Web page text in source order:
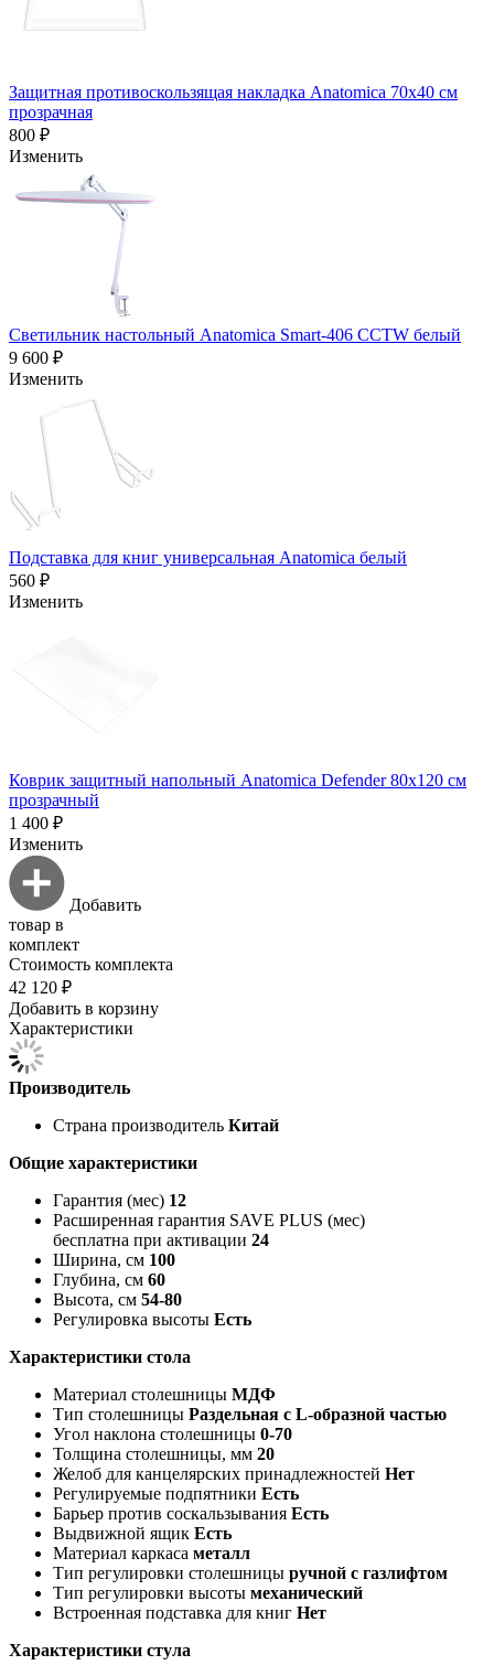
Защитная противоскользящая накладка Anatomica 70х40 см
прозрачная
800 ₽
Изменить
Светильник настольный Anatomica Smart-406 CCTW белый
9 600 ₽
Изменить
Подставка для книг универсальная Anatomica белый
560 ₽
Изменить
Коврик защитный напольный Anatomica Defender 80х120 см
прозрачный
1 400 ₽
Изменить
Добавить
товар в
комплект
Стоимость комплекта
42 120 ₽
Добавить в корзину
Характеристики
Производитель
Страна производитель Китай
Общие характеристики
Гарантия (мес) 12
Расширенная гарантия SAVE PLUS (мес)
бесплатна при активации 24
Ширина, см 100
Глубина, см 60
Высота, см 54-80
Регулировка высоты Есть
Характеристики стола
Материал столешницы МДФ
Тип столешницы Раздельная с L-образной частью
Угол наклона столешницы 0-70
Толщина столешницы, мм 20
Желоб для канцелярских принадлежностей Нет
Регулируемые подпятники Есть
Барьер против соскальзывания Есть
Выдвижной ящик Есть
Материал каркаса металл
Тип регулировки столешницы ручной с газлифтом
Тип регулировки высоты механический
Встроенная подставка для книг Нет
Характеристики стула